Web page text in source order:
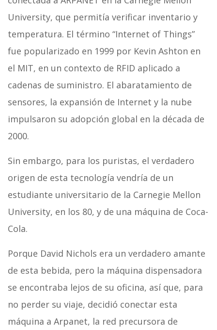
University, que permitía verificar inventario y
temperatura. El término “Internet of Things”
fue popularizado en 1999 por Kevin Ashton en
el MIT, en un contexto de RFID aplicado a
cadenas de suministro. El abaratamiento de
sensores, la expansión de Internet y la nube
impulsaron su adopción global en la década de
2000.
Sin embargo, para los puristas, el verdadero
origen de esta tecnología vendría de un
estudiante universitario de la Carnegie Mellon
University, en los 80, y de una máquina de Coca-
Cola.
Porque David Nichols era un verdadero amante
de esta bebida, pero la máquina dispensadora
se encontraba lejos de su oficina, así que, para
no perder su viaje, decidió conectar esta
máquina a Arpanet, la red precursora de